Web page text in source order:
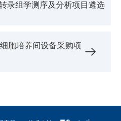
录组学测序及分析项目遴选
胞培养间设备采购项